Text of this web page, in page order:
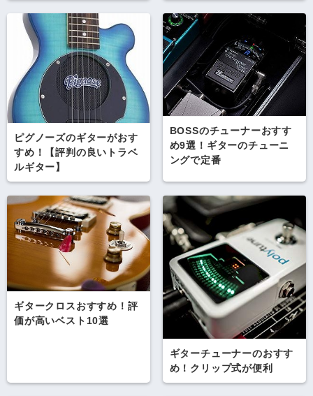
ピグノーズのギターがおす
すめ！【評判の良いトラベ
ルギター】
BOSSのチューナーおすす
め9選！ギターのチューニ
ングで定番
ギタークロスおすすめ！評
価が高いベスト10選
ギターチューナーのおすす
め！クリップ式が便利